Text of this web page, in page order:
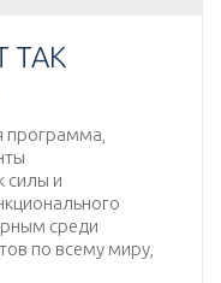
ТАК
программа,
силы и
среди
по всему миру,